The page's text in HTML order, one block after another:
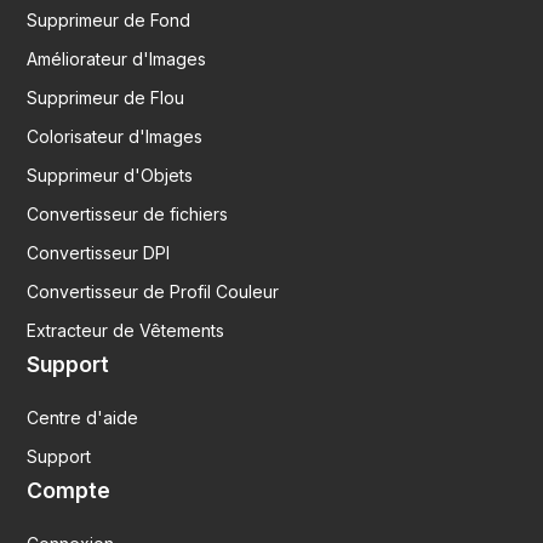
Supprimeur de Fond
Améliorateur d'Images
Supprimeur de Flou
Colorisateur d'Images
Supprimeur d'Objets
Convertisseur de fichiers
Convertisseur DPI
Convertisseur de Profil Couleur
Extracteur de Vêtements
Support
Centre d'aide
Support
Compte